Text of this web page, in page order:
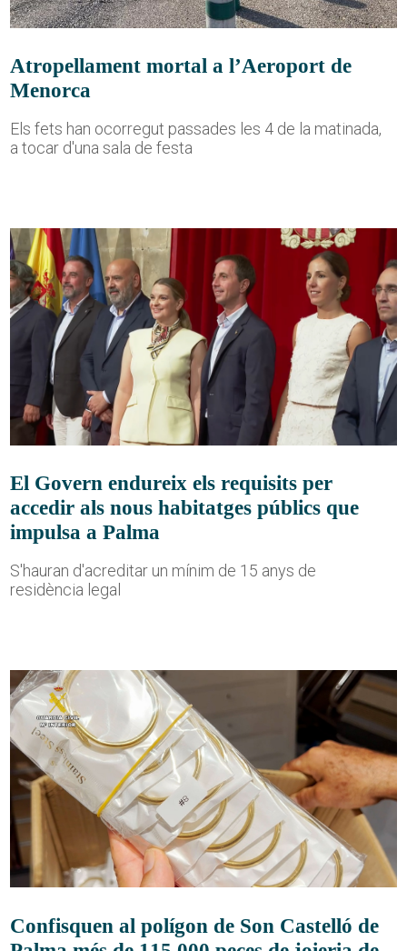
Atropellament mortal a l’Aeroport de
Menorca
Els fets han ocorregut passades les 4 de la matinada,
a tocar d'una sala de festa
El Govern endureix els requisits per
accedir als nous habitatges públics que
impulsa a Palma
S'hauran d'acreditar un mínim de 15 anys de
residència legal
Confisquen al polígon de Son Castelló de